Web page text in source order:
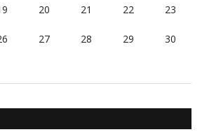
20 21 22 23
27 28 29 30